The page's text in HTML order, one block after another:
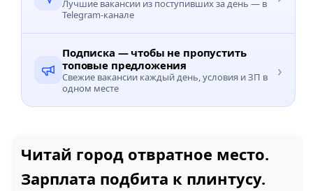
Лучшие вакансии из поступивших за день — в
Telegram-канале
Подписка — чтобы не пропустить
топовые предложения
Свежие вакансии каждый день, условия и ЗП в
одном месте
›
Читай город отвратное место.
Зарплата подбита к плинтусу.